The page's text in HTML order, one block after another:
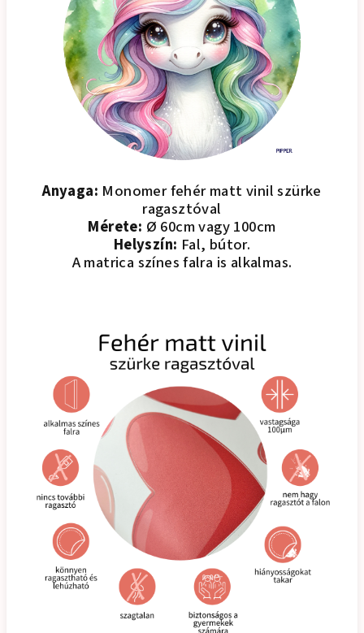
Anyaga: Monomer fehér matt vinil szürke
ragasztóval
Mérete: Ø 60cm vagy 100cm
Helyszín: Fal, bútor.
A matrica színes falra is alkalmas.